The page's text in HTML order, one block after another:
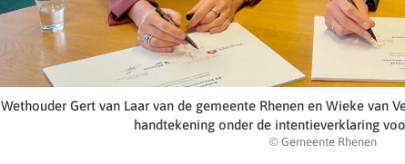
Wethouder Gert van Laar van de gemeente Rhenen en Wieke van
handtekening onder de intentieverklaring
© Gemeente Rhenen